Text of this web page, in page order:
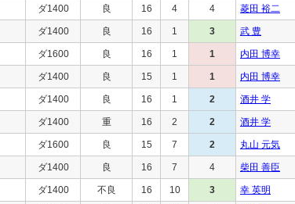
ダ1400 良 16 4 4 菱田 裕二
ダ1400 良 16 1 3 武 豊
ダ1600 良 16 1 1 内田 博幸
ダ1400 良 15 1 1 内田 博幸
ダ1400 良 16 1 2 酒井 学
ダ1400 重 16 2 2 酒井 学
ダ1600 良 15 7 2 丸山 元気
ダ1400 良 16 7 4 柴田 善臣
ダ1400 不良 16 10 3 幸 英明